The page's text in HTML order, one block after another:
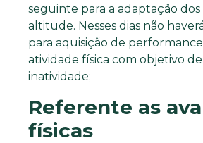
seguinte para a adaptação dos
altitude. Nesses dias não
para aquisição de
atividade física com objetivo
inatividade;
Referente as
físicas